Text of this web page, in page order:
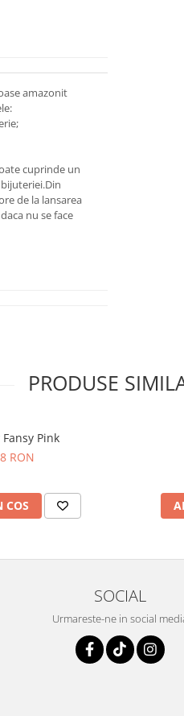
amazonit
cuprinde un
Din
de la lansarea
nu se face
PRODUSE
Pink
RON
COS
SOCIAL
Urmareste-ne in social